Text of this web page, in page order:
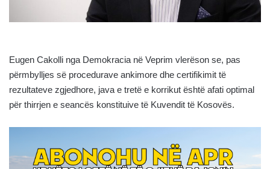
Eugen Cakolli nga Demokracia në Veprim vlerëson se, pas
përmbylljes së procedurave ankimore dhe certifikimit të
rezultateve zgjedhore, java e tretë e korrikut është afati optimal
për thirrjen e seancës konstituive të Kuvendit të Kosovës.